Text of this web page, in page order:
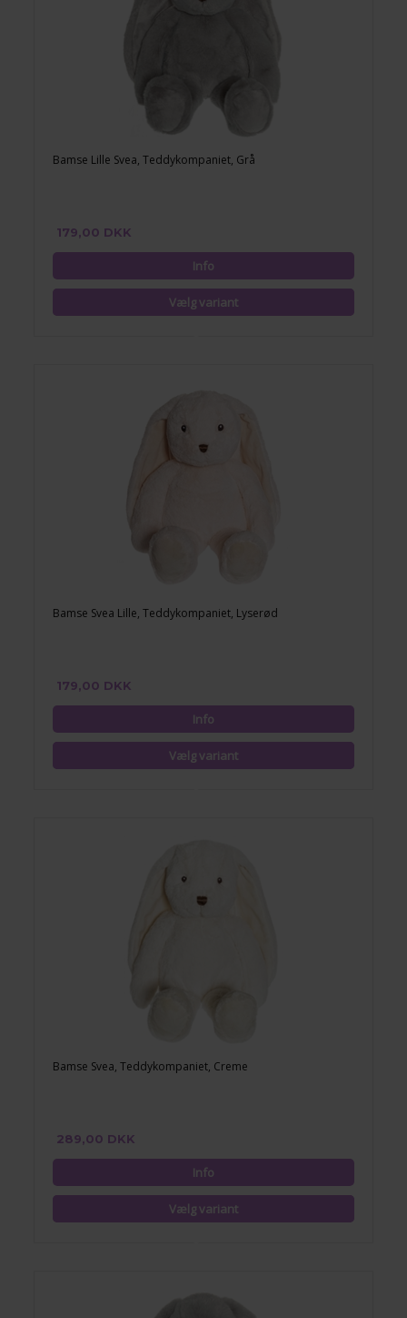
Bamse Lille Svea, Teddykompaniet, Grå
179,00 DKK
Bamse Svea Lille, Teddykompaniet, Lyserød
179,00 DKK
Bamse Svea, Teddykompaniet, Creme
289,00 DKK